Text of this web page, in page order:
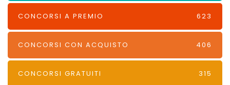
CONCORSI A PREMIO 623
CONCORSI CON ACQUISTO 406
CONCORSI GRATUITI 315